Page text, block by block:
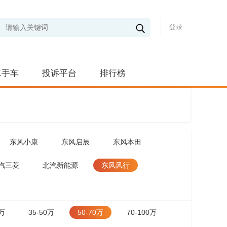
登录
车 投诉平台 排行榜
东风小康 东风启辰 东风本田
三菱 北汽新能源 东风风行
35-50万 50-70万 70-100万